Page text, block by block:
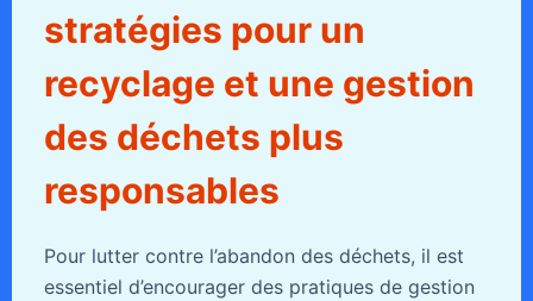
stratégies pour un
recyclage et une gestion
des déchets plus
responsables
Pour lutter contre l’abandon des déchets, il est
essentiel d’encourager des pratiques de gestion